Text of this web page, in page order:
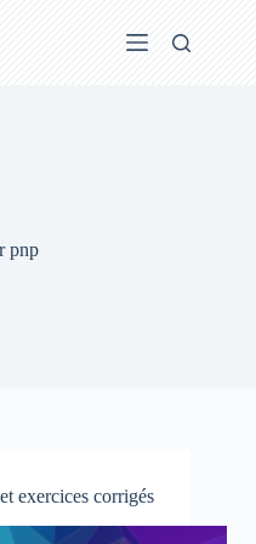
pnp
exercices corrigés